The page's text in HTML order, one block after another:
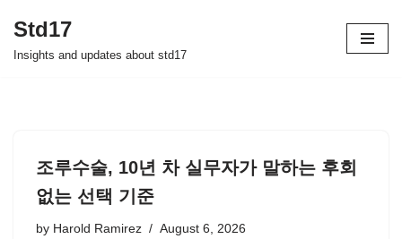
Skip
Std17
Insights and updates about std17
조루수술, 10년 차 실무자가 말하는 후회
없는 선택 기준
by Harold Ramirez August 6, 2026